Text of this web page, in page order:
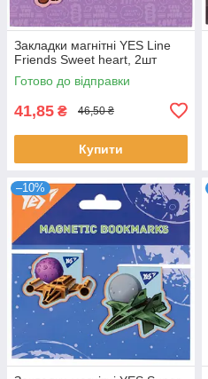
Закладки магнітні YES Line
Friends Sweet heart, 2шт
Готово до відправки
41,85 ₴ 46,50 ₴
Купити
–10%